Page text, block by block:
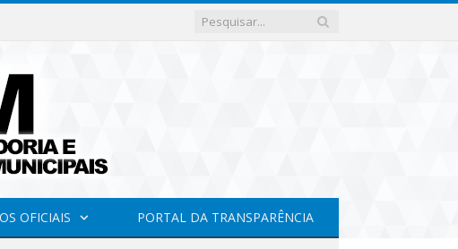
OFICIAIS PORTAL DA TRANSPARÊNCIA